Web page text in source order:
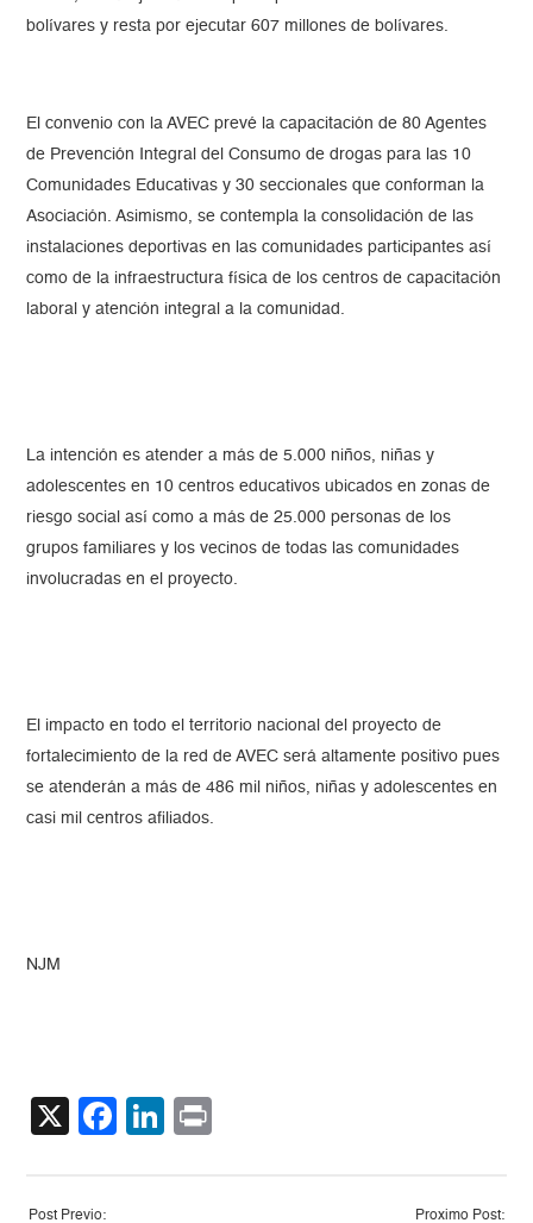
bolívares y resta por ejecutar 607 millones de bolívares.
El convenio con la AVEC prevé la capacitación de 80 Agentes
de Prevención Integral del Consumo de drogas para las 10
Comunidades Educativas y 30 seccionales que conforman la
Asociación. Asimismo, se contempla la consolidación de las
instalaciones deportivas en las comunidades participantes así
como de la infraestructura física de los centros de capacitación
laboral y atención integral a la comunidad.
La intención es atender a más de 5.000 niños, niñas y
adolescentes en 10 centros educativos ubicados en zonas de
riesgo social así como a más de 25.000 personas de los
grupos familiares y los vecinos de todas las comunidades
involucradas en el proyecto.
El impacto en todo el territorio nacional del proyecto de
fortalecimiento de la red de AVEC será altamente positivo pues
se atenderán a más de 486 mil niños, niñas y adolescentes en
casi mil centros afiliados.
NJM
X Facebook
LinkedIn
Post Previo: Proximo Post: